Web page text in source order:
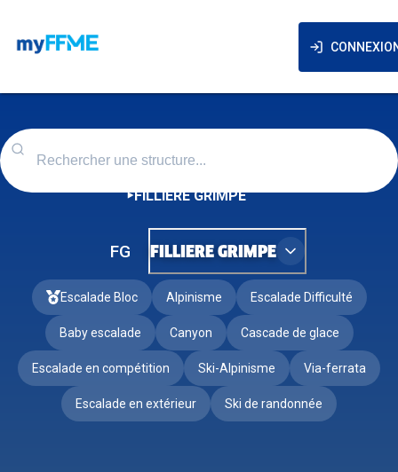
FILLIERE GRIMPE
FG FILLIERE GRIMPE
Escalade Bloc Alpinisme Escalade Difficulté
Baby escalade Canyon Cascade de glace
Escalade en compétition Ski-Alpinisme Via-ferrata
Escalade en extérieur Ski de randonnée